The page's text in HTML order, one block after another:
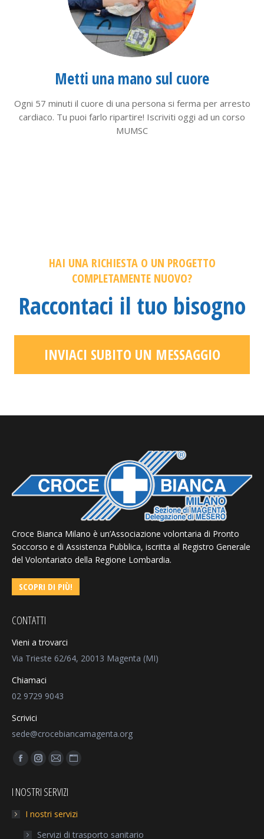
Metti una mano sul cuore
Ogni 57 minuti il cuore di una persona si ferma per arresto
cardiaco. Tu puoi farlo ripartire! Iscriviti oggi ad un corso
MUMSC
HAI UNA RICHIESTA O UN PROGETTO
COMPLETAMENTE NUOVO?
Raccontaci il tuo bisogno
INVIACI SUBITO UN MESSAGGIO
Croce Bianca Milano è un’Associazione volontaria di Pronto
Soccorso e di Assistenza Pubblica, iscritta al Registro Generale
del Volontariato della Regione Lombardia.
SCOPRI DI PIÙ!
CONTATTI
Vieni a trovarci
Via Trieste 62/64, 20013 Magenta (MI)
Chiamaci
02 9729 9043
Scrivici
sede@crocebiancamagenta.org
Find us on:
Facebook
opens
in
Instagram
opens
in
Mail
opens
in
Sito
opens
I NOSTRI SERVIZI
I nostri servizi
Servizi di trasporto sanitario